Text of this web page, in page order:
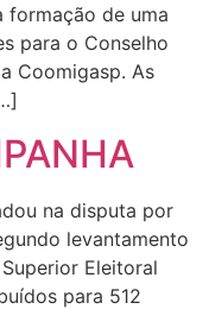
formação de uma
para o Conselho
Coomigasp. As
na disputa por
levantamento
Eleitoral
para 512